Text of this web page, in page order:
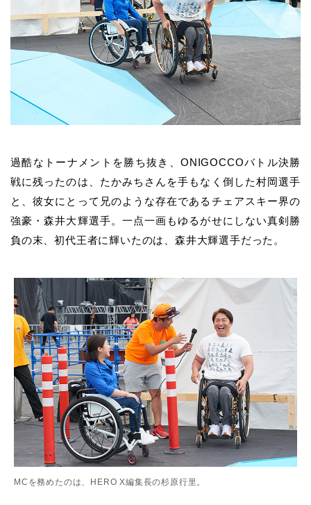
過酷なトーナメントを勝ち抜き、ONIGOCCOバトル決勝
戦に残ったのは、たかみちさんを手もなく倒した村岡選手
と、彼女にとって兄のような存在であるチェアスキー界の
強豪・森井大輝選手。一点一画もゆるがせにしない真剣勝
負の末、初代王者に輝いたのは、森井大輝選手だった。
MCを務めたのは、HERO X編集長の杉原行里。